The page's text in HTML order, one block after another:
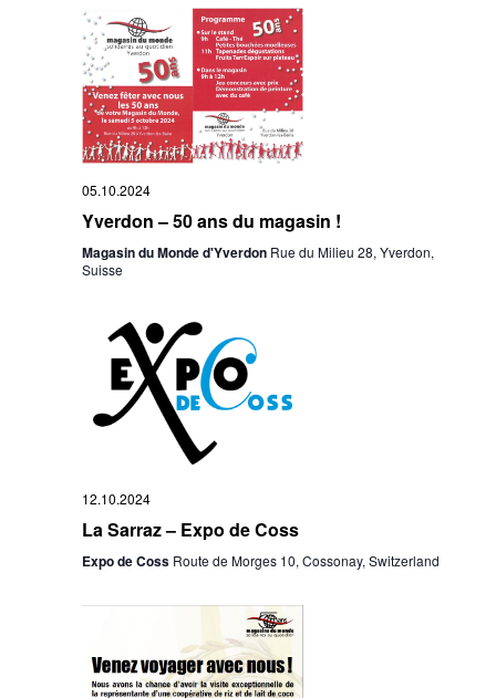
05.10.2024
Yverdon – 50 ans du magasin !
Magasin du Monde d'Yverdon Rue du Milieu 28, Yverdon,
Suisse
12.10.2024
La Sarraz – Expo de Coss
Expo de Coss Route de Morges 10, Cossonay, Switzerland